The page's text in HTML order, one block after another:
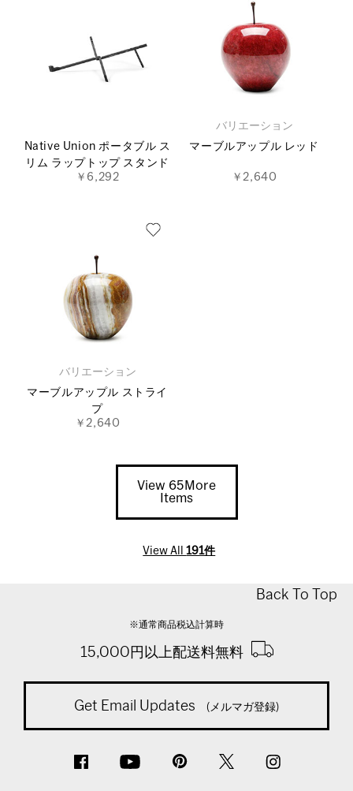
Native Union ポータブル ス
リム ラップトップ スタンド
￥6,292
バリエーション
マーブルアップル レッド
￥2,640
バリエーション
マーブルアップル ストライ
プ
￥2,640
View 65More
Items
View All191件
Back To Top
※通常商品税込計算時
15,000円以上配送料無料
Get Email Updates (メルマガ登録)